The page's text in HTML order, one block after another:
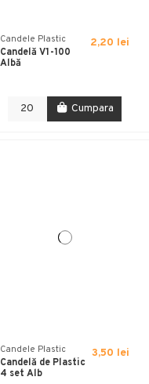
Candele Plastic
Candelă V1-100
Albă
2,20 lei
Cumpara
Candele Plastic
Candelă de Plastic
4 set Alb
3,50 lei